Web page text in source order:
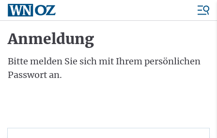
Anmeldung
Bitte melden Sie sich mit Ihrem persönlichen
Passwort an.